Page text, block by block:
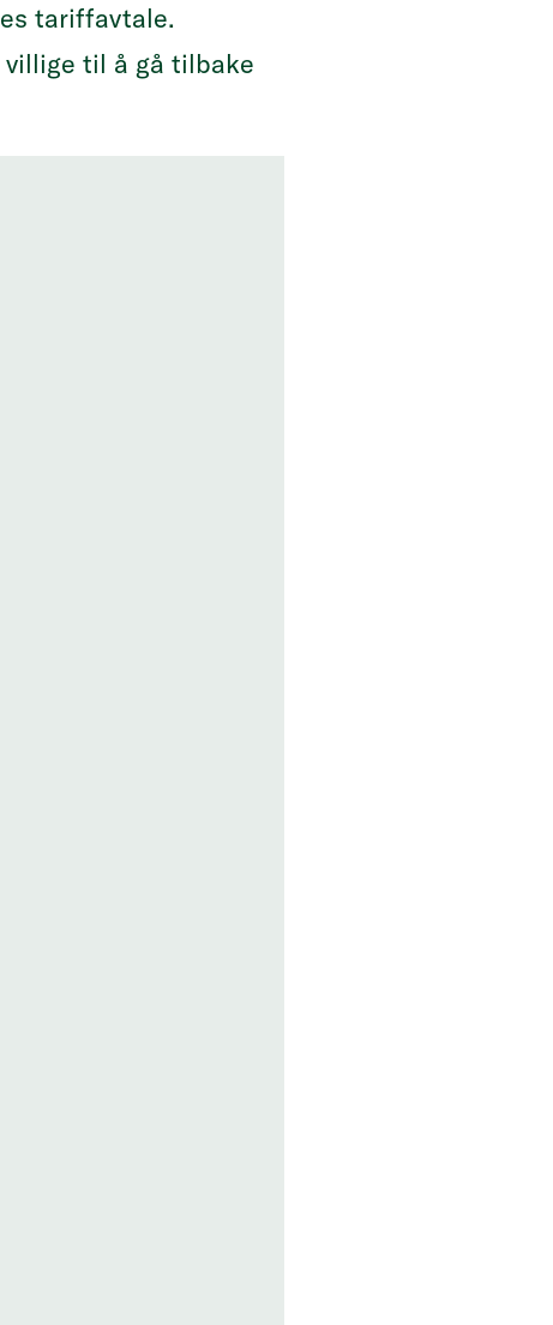
tariffavtale.
til å gå tilbake